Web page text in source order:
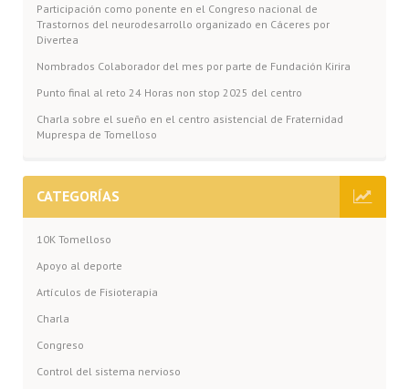
Participación como ponente en el Congreso nacional de
Trastornos del neurodesarrollo organizado en Cáceres por
Divertea
Nombrados Colaborador del mes por parte de Fundación Kirira
Punto final al reto 24 Horas non stop 2025 del centro
Charla sobre el sueño en el centro asistencial de Fraternidad
Muprespa de Tomelloso
CATEGORÍAS
10K Tomelloso
Apoyo al deporte
Artículos de Fisioterapia
Charla
Congreso
Control del sistema nervioso